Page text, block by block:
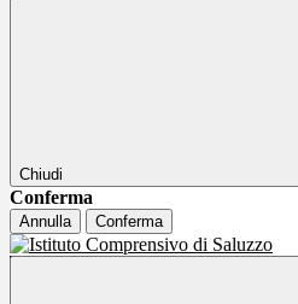
Chiudi
Conferma
Annulla Conferma